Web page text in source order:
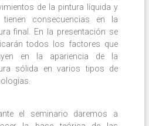
de la pintura líquida y
tienen consecuencias en la
final. En la presentación se
todos los factores que
en la apariencia de la
sólida en varios tipos de
el seminario daremos a